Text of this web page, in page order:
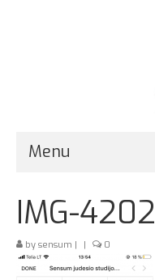
Menu
Pirmą kartą?
Kitos paslaugos
IMG-4202
by sensum | | 0